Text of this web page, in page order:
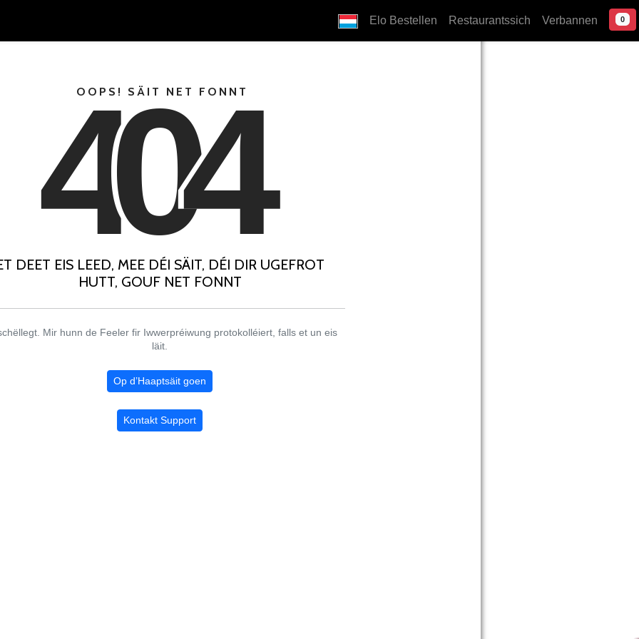
Elo Bestellen Restaurantssich Verbannen 0
OOPS! SÄIT NET FONNT
404
DEET EIS LEED, MEE DÉI SÄIT, DÉI DIR UGEFROT
HUTT, GOUF NET FONNT
Mir hunn de Feeler fir Iwwerpréiwung protokolléiert, falls et un eis
läit.
Op d’Haaptsäit goen
Kontakt Support